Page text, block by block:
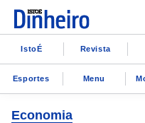
IstoÉ Revista
Esportes Menu
Economia